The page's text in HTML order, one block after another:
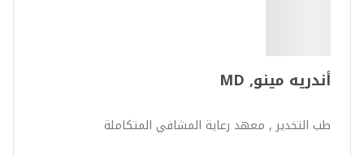
أندريه مينو, MD
طب التخدير , معهد رعاية المشافي المتكاملة